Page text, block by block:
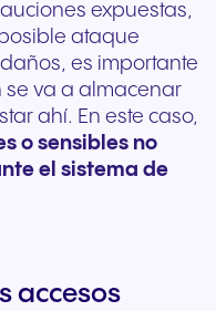
expuestas,
ataque
es importante
se va a almacenar
ahí. En este caso,
o sensibles no
el sistema de
accesos